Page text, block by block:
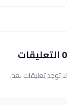
0 التعليقات
لا توجد تعليقات بعد.